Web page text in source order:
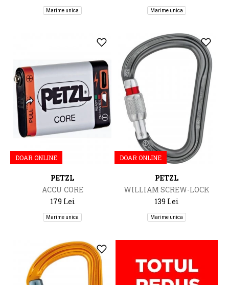
Marime unica Marime unica
DOAR ONLINE
PETZL
ACCU CORE
179 Lei
Marime unica
DOAR ONLINE
PETZL
WILLIAM SCREW-LOCK
139 Lei
Marime unica